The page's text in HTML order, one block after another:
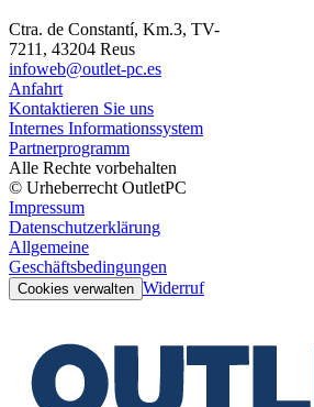
Ctra. de Constantí, Km.3, TV-
7211, 43204 Reus
infoweb@outlet-pc.es
Anfahrt
Kontaktieren Sie uns
Internes Informationssystem
Partnerprogramm
Alle Rechte vorbehalten
© Urheberrecht OutletPC
Impressum
Datenschutzerklärung
Allgemeine
Geschäftsbedingungen
Cookies verwalten Widerruf